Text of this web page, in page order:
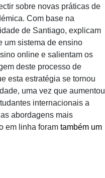
sobre novas práticas de
Com base na
de Santiago, explicam
um sistema de ensino
online e salientam os
deste processo de
esta estratégia se tornou
uma vez que aumentou
internacionais a
abordagens mais
em linha foram também um